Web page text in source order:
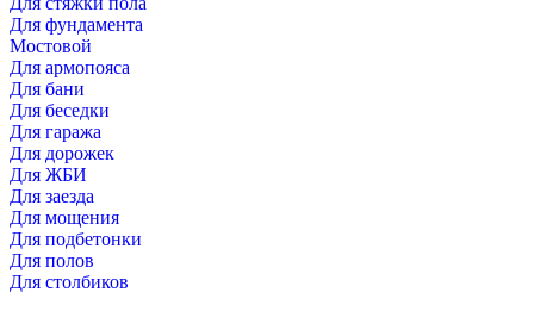
Для фундамента
Мостовой
Для армопояса
Для бани
Для беседки
Для гаража
Для дорожек
Для ЖБИ
Для заезда
Для мощения
Для подбетонки
Для полов
Для столбиков